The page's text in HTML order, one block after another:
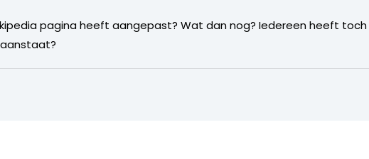
pagina heeft aangepast? Wat dan nog? Iedereen heeft toch